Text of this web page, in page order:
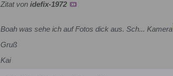
Zitat von idefix-1972
Boah was sehe ich auf Fotos dick aus. Sch... Kamera
Gruß
Kai